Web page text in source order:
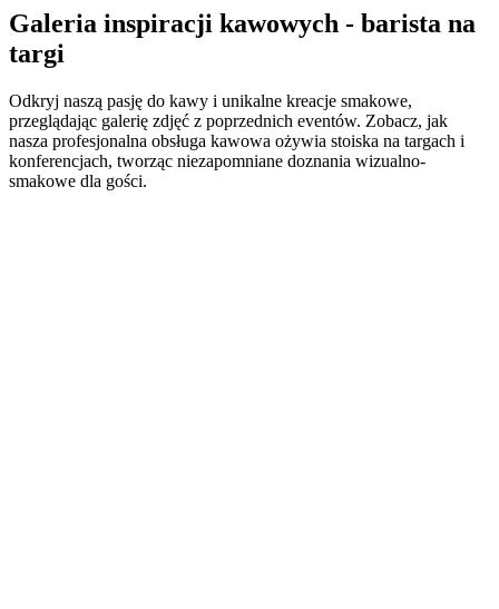
Galeria inspiracji kawowych - barista na
targi
Odkryj naszą pasję do kawy i unikalne kreacje smakowe,
przeglądając galerię zdjęć z poprzednich eventów. Zobacz, jak
nasza profesjonalna obsługa kawowa ożywia stoiska na targach i
konferencjach, tworząc niezapomniane doznania wizualno-
smakowe dla gości.